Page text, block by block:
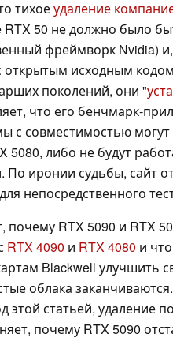
тихоеудаление
RTX 50 не должно было
фреймворк Nvidia)
исходным
поколений, они "
что его бенчмарк-
с совместимостью могут
5080, либо не будут
иронии судьбы, сайт
непосредственного
почему RTX 5090 и RTX
RTX 4090 и RTX 4080 и
Blackwell улучшить
облака
статьей, удаление
почему RTX 5090